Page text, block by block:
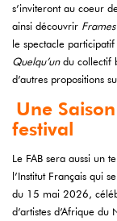
s’inviteront au coeur
ainsi découvrir Frames
le spectacle participatif
Quelqu’undu collectif
d’autres propositions
Une
festival
Le FAB sera aussi un
l’Institut Français qui
du 15 mai 2026,
d’artistes d’Afrique